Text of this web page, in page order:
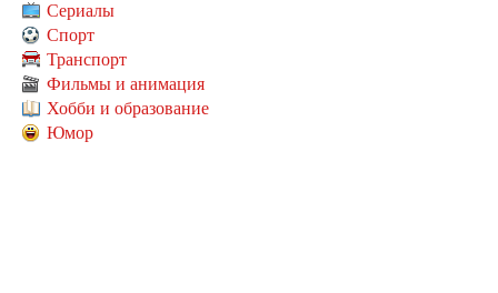
Сериалы
Спорт
Транспорт
Фильмы и анимация
Хобби и образование
Юмор